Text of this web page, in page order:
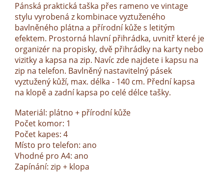
Pánská praktická taška přes rameno ve vintage
stylu vyrobená z kombinace vyztuženého
bavlněného plátna a přírodní kůže s letitým
efektem. Prostorná hlavní přihrádka, uvnitř které je
organizér na propisky, dvě přihrádky na karty nebo
vizitky a kapsa na zip. Navíc zde najdete i kapsu na
zip na telefon. Bavlněný nastavitelný pásek
vyztužený kůží, max. délka - 140 cm. Přední kapsa
na klopě a zadní kapsa po celé délce tašky.
Materiál: plátno + přírodní kůže
Počet komor: 1
Počet kapes: 4
Místo pro telefon: ano
Vhodné pro A4: ano
Zapínání: zip + klopa